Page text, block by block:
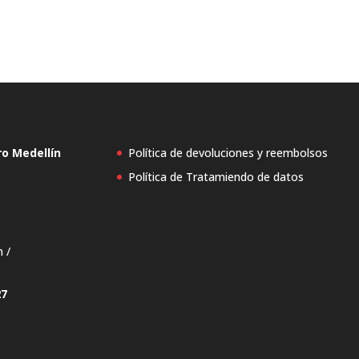
Medellín
/
Política de devoluciones y reembolsos
Política de Tratamiendo de datos